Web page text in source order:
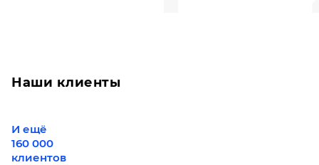
Наши клиенты
И ещё
160 000
клиентов